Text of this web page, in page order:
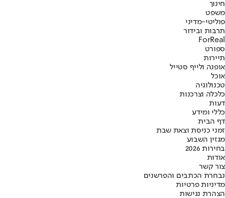
חינוך
משפט
פוליטי-מדיני
תרבות ובידור
ForReal
ספורט
תיירות
אופנה ולייף סטייל
אוכל
טכנולוגיה
כלכלה וצרכנות
דעות
כללי ומידע
דף הבית
זמני כניסת וצאת שבת
מגזין השבוע
בחירות 2026
אודות
צור קשר
נבחרת הכתבים והפרשנים
מדיניות פרטיות
הצהרת נגישות